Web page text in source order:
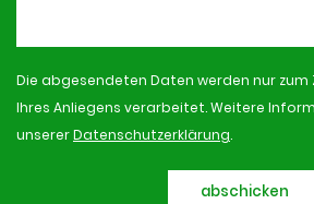
Die abgesendeten Daten werden nur zum
Ihres Anliegens verarbeitet. Weitere
unsererDatenschutzerklärung.
abschicken